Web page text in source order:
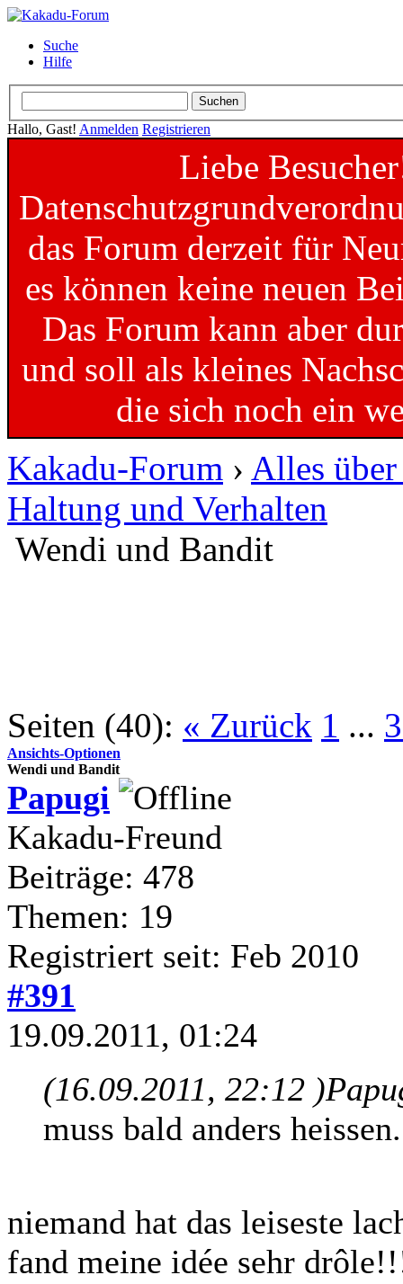
Suche
Hilfe
Hallo, Gast! Anmelden Registrieren
Liebe
das Forum derzeit für
es können keine neuen
Das Forum kann aber
und soll als kleines
die sich noch ein
Kakadu-Forum › Alles
Haltung und Verhalten
Wendi und Bandit
Seiten (40): « Zurück 1 ...
Ansichts-Optionen
Wendi und Bandit
Papugi
Kakadu-Freund
Beiträge: 478
Themen: 19
Registriert seit: Feb 2010
#391
19.09.2011, 01:24
(16.09.2011, 22:12 )
muss bald anders
niemand hat das leiseste
fand meine idée sehr